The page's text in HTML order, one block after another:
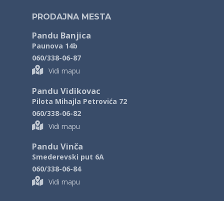
PRODAJNA MESTA
Pandu Banjica
Paunova 14b
060/338-06-87
Vidi mapu
Pandu Vidikovac
Pilota Mihajla Petrovića 72
060/338-06-82
Vidi mapu
Pandu Vinča
Smederevski put 6A
060/338-06-84
Vidi mapu